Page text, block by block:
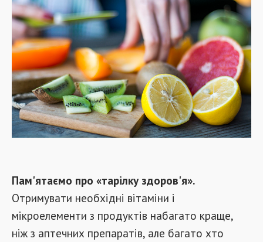
Пам'ятаємо про «тарілку здоров'я».
Отримувати необхідні вітаміни і
мікроелементи з продуктів набагато краще,
ніж з аптечних препаратів, але багато хто